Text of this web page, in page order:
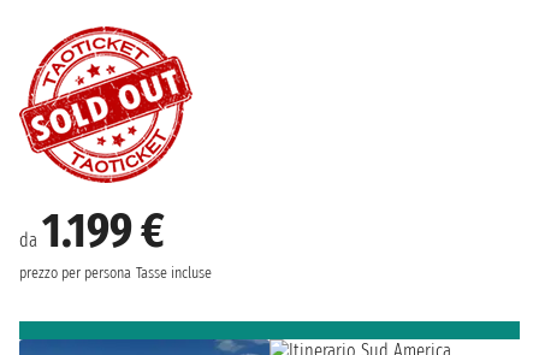
da 1.199 €
prezzo per persona Tasse incluse